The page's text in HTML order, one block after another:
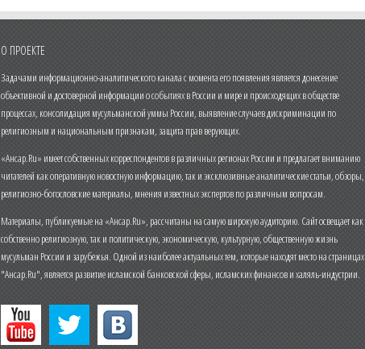
О ПРОЕКТЕ
Задачами информационно-аналитического канала с момента его появления является донесение
объективной и достоверной информации о событиях в России и мире и происходящих в обществе
процессах, консолидация мусульманской уммы России, выявление случаев дискриминации по
религиозным и национальным признакам, защита прав верующих.
«Ансар.Ru» имеет собственных корреспондентов в различных регионах России и предлагает вниманию
читателей как оперативную новостную информацию, так и эксклюзивные аналитические статьи, обзоры,
религиозно-богословские материалы, мнения известных экспертов по различным вопросам.
Материалы, публикуемые на «Ансар.Ru», рассчитаны на самую широкую аудиторию. Сайт освещает как
собственно религиозную, так и политическую, экономическую, культурную, общественную жизнь
мусульман России и зарубежья. Одной из наиболее актуальных тем, которые находят место на страницах
"Ансар.Ru", является развитие исламской банковской сферы, исламских финансов и халяль-индустрии.